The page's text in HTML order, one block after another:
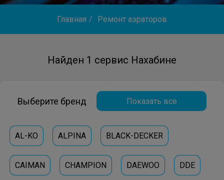
Главная / Ремонт аэраторов
Найден 1 сервис Нахабине
Выберите бренд Показать все
AL-KO ALPINA BLACK-DECKER
CAIMAN CHAMPION DAEWOO DDE